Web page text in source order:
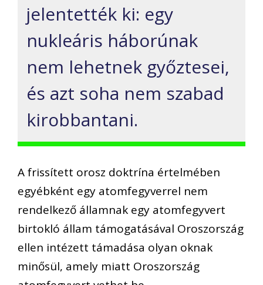
jelentették ki: egy
nukleáris háborúnak
nem lehetnek győztesei,
és azt soha nem szabad
kirobbantani.
A frissített orosz doktrína értelmében
egyébként egy atomfegyverrel nem
rendelkező államnak egy atomfegyvert
birtokló állam támogatásával Oroszország
ellen intézett támadása olyan oknak
minősül, amely miatt Oroszország